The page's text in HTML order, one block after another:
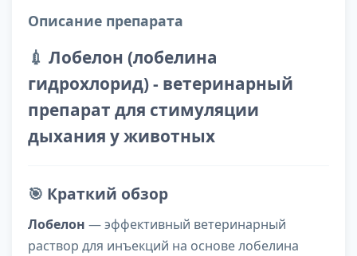
Описание препарата
💉 Лобелон (лобелина
гидрохлорид) - ветеринарный
препарат для стимуляции
дыхания у животных
🎯 Краткий обзор
Лобелон — эффективный ветеринарный
раствор для инъекций на основе лобелина